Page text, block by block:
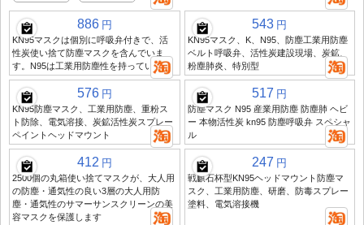
886 円
KN95マスクは個別に呼吸弁付きで、活
性炭使い捨て防塵マスクを含んでいま
す。N95は工業用防塵性を持っています
543 円
KN95マスク、K、N95、防塵工業用防塵
ベルト呼吸弁、活性炭建設現場、炭鉱、
粉塵肺炎、特別型
576 円
KN95防塵マスク、工業用防塵、重粉ス
ト防除、電気溶接、炭鉱活性炭スプレー
ペイントヘッドマウント
517 円
防塵マスク N95 産業用防塵 防塵肺 ヘビ
ー 本物活性炭 kn95 防塵呼吸弁 スペシャ
ル
412 円
2500個の丸箱使い捨てマスクが、大人用
の防塵・通気性の良い3層の大人用防
塵・通気性のサマーサンスクリーンの美
容マスクを保護します
247 円
戦麒石杯型KN95ヘッドマウント防塵マ
スク、工業用防塵、研磨、防毒スプレー
塗料、電気溶接機